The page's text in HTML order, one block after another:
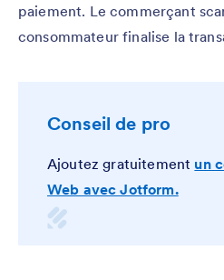
paiement. Le commerçant
consommateur finalise la
Conseil de pro
Ajoutez gratuitement un
Web avec Jotform.